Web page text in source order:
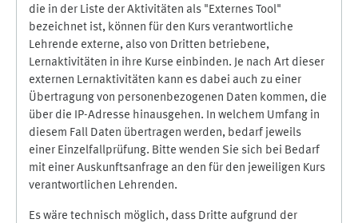
die in der Liste der Aktivitäten als "Externes Tool"
bezeichnet ist, können für den Kurs verantwortliche
Lehrende externe, also von Dritten betriebene,
Lernaktivitäten in ihre Kurse einbinden. Je nach Art dieser
externen Lernaktivitäten kann es dabei auch zu einer
Übertragung von personenbezogenen Daten kommen, die
über die IP-Adresse hinausgehen. In welchem Umfang in
diesem Fall Daten übertragen werden, bedarf jeweils
einer Einzelfallprüfung. Bitte wenden Sie sich bei Bedarf
mit einer Auskunftsanfrage an den für den jeweiligen Kurs
verantwortlichen Lehrenden.
Es wäre technisch möglich, dass Dritte aufgrund der